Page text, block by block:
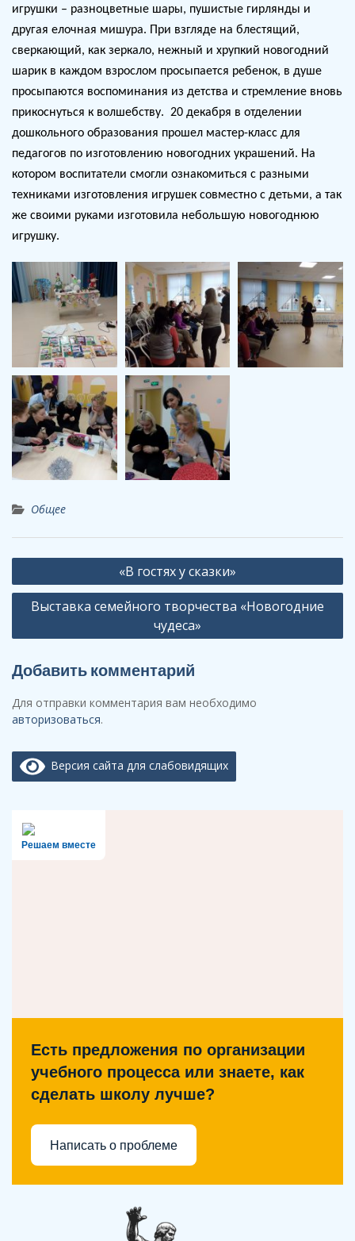
игрушки – разноцветные шары, пушистые гирлянды и
другая елочная мишура. При взгляде на блестящий,
сверкающий, как зеркало, нежный и хрупкий новогодний
шарик в каждом взрослом просыпается ребенок, в душе
просыпаются воспоминания из детства и стремление вновь
прикоснуться к волшебству. 20 декабря в отделении
дошкольного образования прошел мастер-класс для
педагогов по изготовлению новогодних украшений. На
котором воспитатели смогли ознакомиться с разными
техниками изготовления игрушек совместно с детьми, а так
же своими руками изготовила небольшую новогоднюю
игрушку.
Общее
Навигация
по
записям
«В гостях у сказки»
Выставка семейного творчества «Новогодние
чудеса»
Добавить комментарий
Для отправки комментария вам необходимо
авторизоваться.
Версия сайта для слабовидящих
Решаем вместе
Есть предложения по организации
учебного процесса или знаете, как
сделать школу лучше?
Написать о проблеме